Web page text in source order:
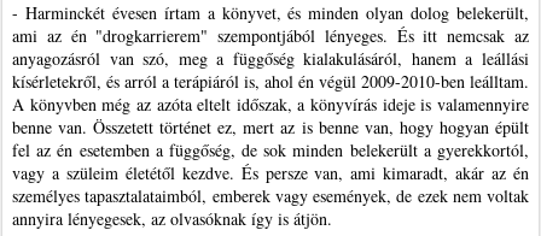
- Harminckét évesen írtam a könyvet, és minden olyan dolog belekerült,
ami az én "drogkarrierem" szempontjából lényeges. És itt nemcsak az
anyagozásról van szó, meg a függőség kialakulásáról, hanem a leállási
kísérletekről, és arról a terápiáról is, ahol én végül 2009-2010-ben leálltam.
A könyvben még az azóta eltelt időszak, a könyvírás ideje is valamennyire
benne van. Összetett történet ez, mert az is benne van, hogy hogyan épült
fel az én esetemben a függőség, de sok minden belekerült a gyerekkortól,
vagy a szüleim életétől kezdve. És persze van, ami kimaradt, akár az én
személyes tapasztalataimból, emberek vagy események, de ezek nem voltak
annyira lényegesek, az olvasóknak így is átjön.